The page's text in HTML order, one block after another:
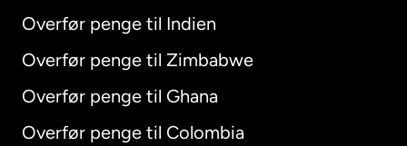
Overfør penge til Indien
Overfør penge til Zimbabwe
Overfør penge til Ghana
Overfør penge til Colombia